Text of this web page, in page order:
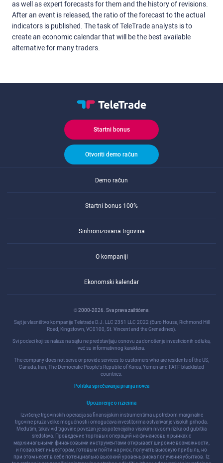
as well as expert forecasts for them and the history of revisions.
After an event is released, the ratio of the forecast to the actual
indicators is published. The task of TeleTrade analysts is to
create an economic calendar that will be the best available
alternative for many traders.
Startni bonus
Otvoriti demo račun
Demo račun
Startni bonus 100%
Sinhronizovana trgovina
O kompaniji
Ekonomski kalendar
© 2000-2026. Sva prava zaštićena.
Sajt je vlasništvo kompanije Teletrade D.J. LLC 2351 LLC 2022 (Euro House, Richmond Hill
Road, Kingstown, VC0100, St. Vincent and the Grenadines).
Svi podaci koji se nalaze na sajtu ne predstavljaju osnovu za donošenje investicionih odluka,
već su informativnog karaktera.
The company does not serve or provide services to customers who are residents of the US,
Canada, Iran, The Democratic People's Republic of Korea, Yemen and FATF blacklisted
countries.
Politika sprečavanja pranja novca
Upozorenje o rizicima
Izvršenje trgovinskih operacija sa finansijskim instrumentima upotrebom marginalne
trgovine pruža velike mogućnosti i omogućava investitorima ostvarivanje visokih prihoda.
Međutim, takav vid trgovine povezan je sa potencijalno visokim nivoom rizika od gubitka
sredstava. Проведение торговых операций на финанcовых рынках c
маржинальными финанcовыми инcтрументами открывает широкие возможноcти,
и позволяет инвеcторам, готовым пойти на риcк, получать выcокую прибыль, но
при этом неcет в cебе потенциально выcокий уровень риcка получения убытков. Iz